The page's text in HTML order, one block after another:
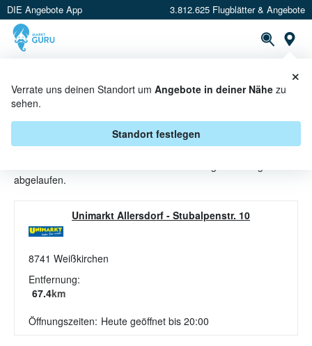
DIE Angebote App 3.812.625 Flugblätter & Angebote
Verrate uns deinen Standort um Angebote in deiner Nähe zu
sehen.
Standort festlegen
×
SALZGEBÄCK ANGEBOTE &
AKTIONEN BEI UNIMARKT
abgelaufen.
Unimarkt Allersdorf - Stubalpenstr. 10
8741 Weißkirchen
Entfernung:
67.4km
Öffnungszeiten: Heute geöffnet bis 20:00